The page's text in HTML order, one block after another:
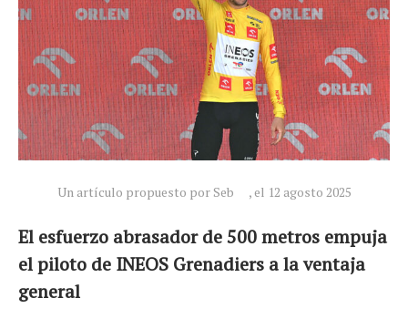
Un artículo propuesto por Seb , el 12 agosto 2025
El esfuerzo abrasador de 500 metros empuja
el piloto de INEOS Grenadiers a la ventaja
general